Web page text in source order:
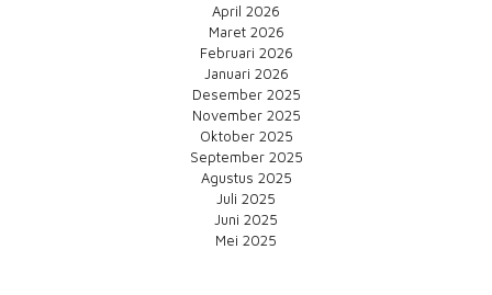
April 2026
Maret 2026
Februari 2026
Januari 2026
Desember 2025
November 2025
Oktober 2025
September 2025
Agustus 2025
Juli 2025
Juni 2025
Mei 2025